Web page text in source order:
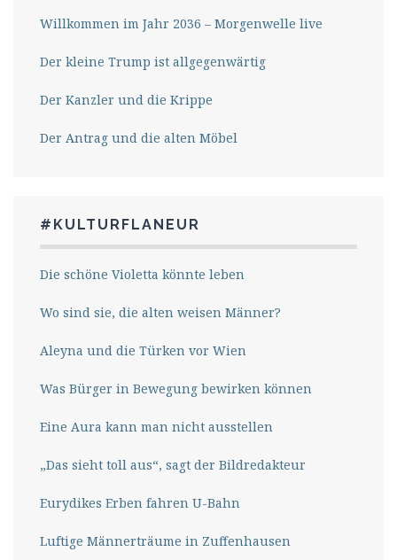
Willkommen im Jahr 2036 – Morgenwelle live
Der kleine Trump ist allgegenwärtig
Der Kanzler und die Krippe
Der Antrag und die alten Möbel
#KULTURFLANEUR
Die schöne Violetta könnte leben
Wo sind sie, die alten weisen Männer?
Aleyna und die Türken vor Wien
Was Bürger in Bewegung bewirken können
Eine Aura kann man nicht ausstellen
„Das sieht toll aus“, sagt der Bildredakteur
Eurydikes Erben fahren U-Bahn
Luftige Männerträume in Zuffenhausen